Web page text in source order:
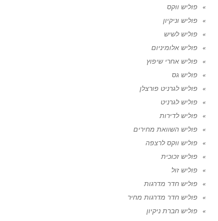
פוליש ווקס
פוליש וניקיון
פוליש לשיש
פוליש אלומיניום
פוליש אחרי שיפוץ
פוליש גס
פוליש לגרניט פורצלן
פוליש לגרניט
פוליש לדירות
פוליש השוואת מחירים
פוליש ווקס לרצפה
פוליש זכוכית
פוליש זול
פוליש חדר מדרגות
פוליש חדר מדרגות מחיר
פוליש חברת ניקיון